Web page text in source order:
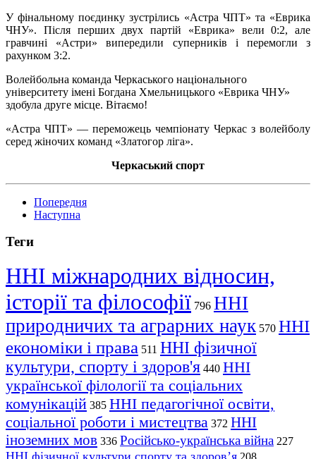
У фінальному поєдинку зустрілись «Астра ЧПТ» та «Еврика
ЧНУ». Після перших двух партій «Еврика» вели 0:2, але
гравчині «Астри» випередили суперників і перемогли з
рахунком 3:2.
Волейбольна команда Черкаського національного
університету імені Богдана Хмельницького «Еврика ЧНУ»
здобула друге місце. Вітаємо!
«Астра ЧПТ» — переможець чемпіонату Черкас з волейболу
серед жіночих команд «Златогор ліга».
Черкаський спорт
Попередня
Наступна
Теги
ННІ міжнародних відносин,
історії та філософії 796 ННІ
природничих та аграрних наук 570 ННІ
економіки і права 511 ННІ фізичної
культури, спорту і здоров'я 440 ННІ
української філології та соціальних
комунікацій 385 ННІ педагогічної освіти,
соціальної роботи і мистецтва 372 ННІ
іноземних мов 336 Російсько-українська війна 227
208